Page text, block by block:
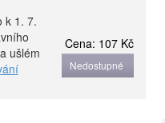
k 1. 7.
ušlém
Cena: 107 Kč
Nedostupné